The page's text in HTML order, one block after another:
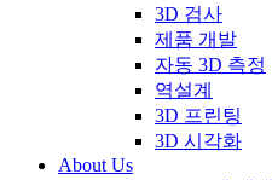
3D 검사
제품 개발
자동 3D 측정
역설계
3D 프린팅
3D 시각화
About Us